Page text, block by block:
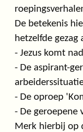
De betekenis
hetzelfde gezag
- Jezus komt
- De aspirant-
- De oproep
- De geroepene
Merk hierbij op